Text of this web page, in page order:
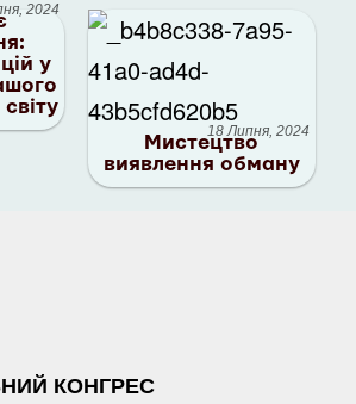
2024
у
18 Липня, 2024
Мистецтво
виявлення обману
КОНГРЕС